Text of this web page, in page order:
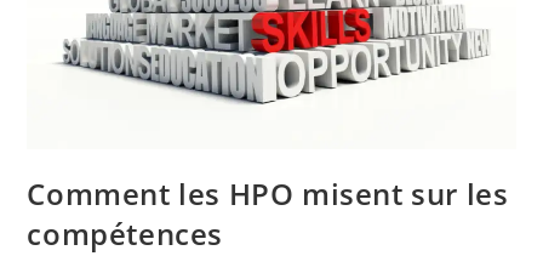
Comment les HPO misent sur les
compétences